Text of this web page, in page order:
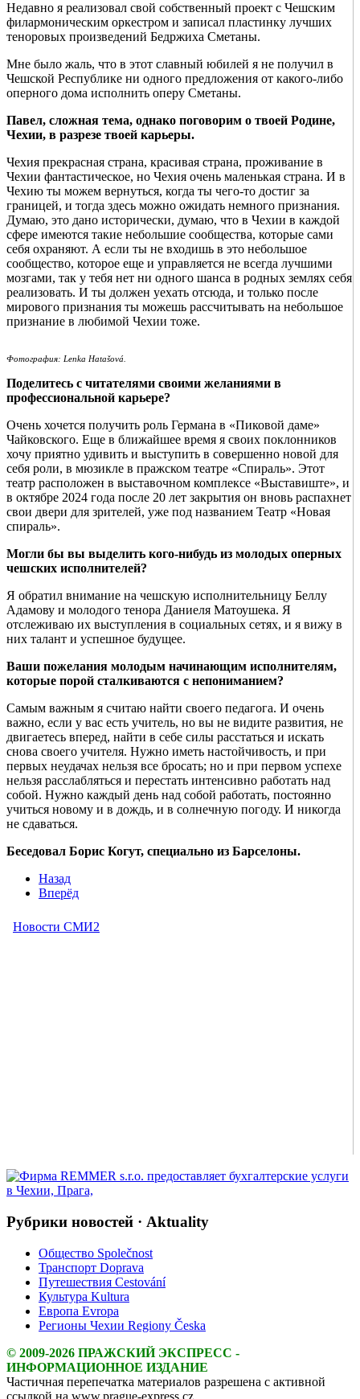
Недавно я реализовал свой собственный проект с Чешским
филармоническим оркестром и записал пластинку лучших
теноровых произведений Бедржиха Сметаны.
Мне было жаль, что в этот славный юбилей я не получил в
Чешской Республике ни одного предложения от какого-либо
оперного дома исполнить оперу Сметаны.
Павел, сложная тема, однако поговорим о твоей Родине,
Чехии, в разрезе твоей карьеры.
Чехия прекрасная страна, красивая страна, проживание в
Чехии фантастическое, но Чехия очень маленькая страна. И в
Чехию ты можем вернуться, когда ты чего-то достиг за
границей, и тогда здесь можно ожидать немного признания.
Думаю, это дано исторически, думаю, что в Чехии в каждой
сфере имеются такие небольшие сообщества, которые сами
себя охраняют. А если ты не входишь в это небольшое
сообщество, которое еще и управляется не всегда лучшими
мозгами, так у тебя нет ни одного шанса в родных землях себя
реализовать. И ты должен уехать отсюда, и только после
мирового признания ты можешь рассчитывать на небольшое
признание в любимой Чехии тоже.
Фотография: Lenka Hatašová.
Поделитесь с читателями своими желаниями в
профессиональной карьере?
Очень хочется получить роль Германа в «Пиковой даме»
Чайковского. Еще в ближайшее время я своих поклонников
хочу приятно удивить и выступить в совершенно новой для
себя роли, в мюзикле в пражском театре «Спираль». Этот
театр расположен в выставочном комплексе «Выставиште», и
в октябре 2024 года после 20 лет закрытия он вновь распахнет
свои двери для зрителей, уже под названием Театр «Новая
спираль».
Могли бы вы выделить кого-нибудь из молодых оперных
чешских исполнителей?
Я обратил внимание на чешскую исполнительницу Беллу
Адамову и молодого тенора Даниеля Матоушека. Я
отслеживаю их выступления в социальных сетях, и я вижу в
них талант и успешное будущее.
Ваши пожелания молодым начинающим исполнителям,
которые порой сталкиваются с непониманием?
Самым важным я считаю найти своего педагога. И очень
важно, если у вас есть учитель, но вы не видите развития, не
двигаетесь вперед, найти в себе силы расстаться и искать
снова своего учителя. Нужно иметь настойчивость, и при
первых неудачах нельзя все бросать; но и при первом успехе
нельзя расслабляться и перестать интенсивно работать над
собой. Нужно каждый день над собой работать, постоянно
учиться новому и в дождь, и в солнечную погоду. И никогда
не сдаваться.
Беседовал Борис Когут, специально из Барселоны.
Назад
Вперёд
Рубрики новостей · Aktuality
Общество Společnost
Транспорт Doprava
Путешествия Cestování
Культура Kultura
Европа Evropa
Регионы Чехии Regiony Česka
© 2009-2026 ПРАЖСКИЙ ЭКСПРЕСС -
ИНФОРМАЦИОННОЕ ИЗДАНИЕ
Частичная перепечатка материалов разрешена с активной
ссылкой на www.prague-express.cz